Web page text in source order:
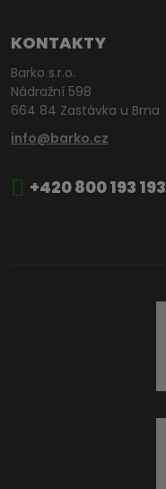
KONTAKTY
Barko s.r.o.
Nádražní 598
664 84 Zastávka u Brna
info@barko.cz
+420 800 193 193